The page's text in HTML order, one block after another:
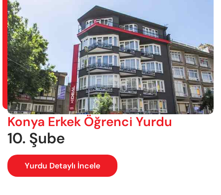
Konya Erkek Öğrenci Yurdu
10. Şube
Yurdu Detaylı İncele